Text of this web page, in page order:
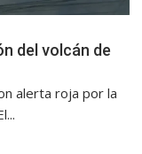
del volcán de
alerta roja por la